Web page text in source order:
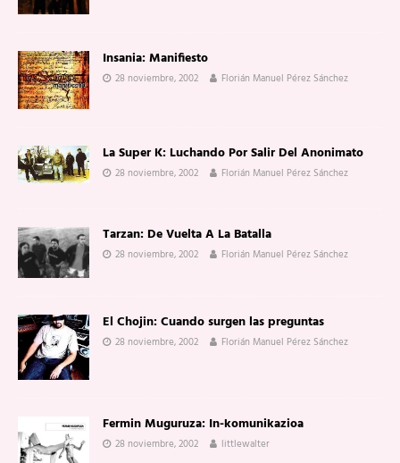
Insania: Manifiesto
28 noviembre, 2002 Florián Manuel Pérez Sánchez
La Super K: Luchando Por Salir Del Anonimato
28 noviembre, 2002 Florián Manuel Pérez Sánchez
Tarzan: De Vuelta A La Batalla
28 noviembre, 2002 Florián Manuel Pérez Sánchez
El Chojin: Cuando surgen las preguntas
28 noviembre, 2002 Florián Manuel Pérez Sánchez
Fermin Muguruza: In-komunikazioa
28 noviembre, 2002 littlewalter